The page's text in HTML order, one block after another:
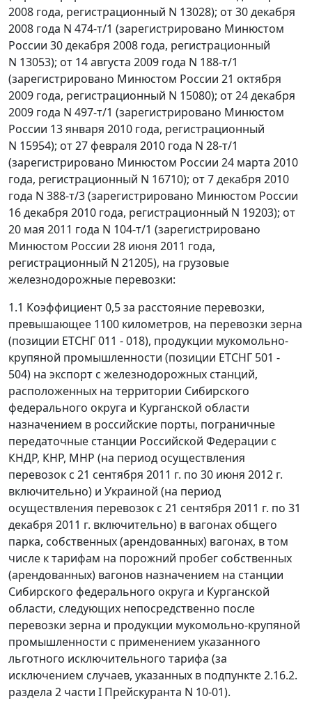
2008 года, регистрационный N 13028); от 30 декабря
2008 года N 474-т/1 (зарегистрировано Минюстом
России 30 декабря 2008 года, регистрационный
N 13053); от 14 августа 2009 года N 188-т/1
(зарегистрировано Минюстом России 21 октября
2009 года, регистрационный N 15080); от 24 декабря
2009 года N 497-т/1 (зарегистрировано Минюстом
России 13 января 2010 года, регистрационный
N 15954); от 27 февраля 2010 года N 28-т/1
(зарегистрировано Минюстом России 24 марта 2010
года, регистрационный N 16710); от 7 декабря 2010
года N 388-т/3 (зарегистрировано Минюстом России
16 декабря 2010 года, регистрационный N 19203); от
20 мая 2011 года N 104-т/1 (зарегистрировано
Минюстом России 28 июня 2011 года,
регистрационный N 21205), на грузовые
железнодорожные перевозки:
1.1 Коэффициент 0,5 за расстояние перевозки,
превышающее 1100 километров, на перевозки зерна
(позиции ЕТСНГ 011 - 018), продукции мукомольно-
крупяной промышленности (позиции ЕТСНГ 501 -
504) на экспорт с железнодорожных станций,
расположенных на территории Сибирского
федерального округа и Курганской области
назначением в российские порты, пограничные
передаточные станции Российской Федерации с
КНДР, КНР, МНР (на период осуществления
перевозок с 21 сентября 2011 г. по 30 июня 2012 г.
включительно) и Украиной (на период
осуществления перевозок с 21 сентября 2011 г. по 31
декабря 2011 г. включительно) в вагонах общего
парка, собственных (арендованных) вагонах, в том
числе к тарифам на порожний пробег собственных
(арендованных) вагонов назначением на станции
Сибирского федерального округа и Курганской
области, следующих непосредственно после
перевозки зерна и продукции мукомольно-крупяной
промышленности с применением указанного
льготного исключительного тарифа (за
исключением случаев, указанных в подпункте 2.16.2.
раздела 2 части I Прейскуранта N 10-01).